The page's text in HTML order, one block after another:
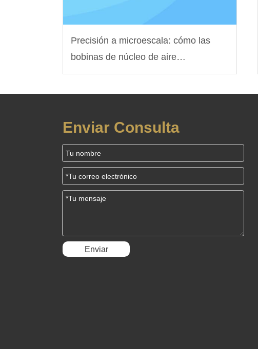
Precisión a microescala: cómo las
bobinas de núcleo de aire
personalizadas alimentan los
Enviar Consulta
Enviar